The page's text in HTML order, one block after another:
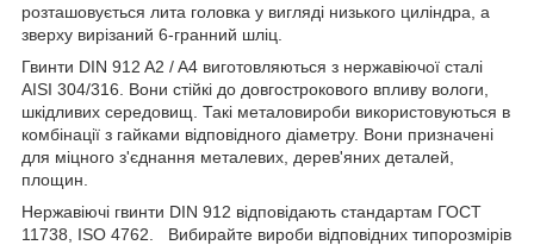
розташовується лита головка у вигляді низького циліндра, а
зверху вирізаний 6-гранний шліц.
Гвинти DIN 912 A2 / A4 виготовляються з нержавіючої сталі
AISI 304/316. Вони стійкі до довгострокового впливу вологи,
шкідливих середовищ. Такі металовироби використовуються в
комбінації з гайками відповідного діаметру. Вони призначені
для міцного з'єднання металевих, дерев'яних деталей,
площин.
Нержавіючі гвинти DIN 912 відповідають стандартам ГОСТ
11738, ISO 4762. Вибирайте вироби відповідних типорозмірів